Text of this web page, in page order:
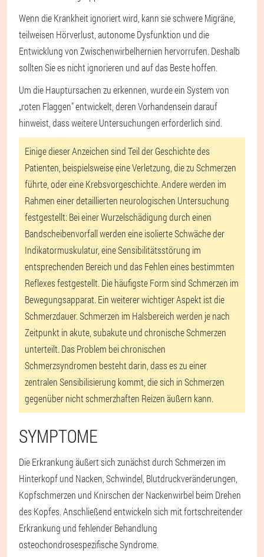
Wenn die Krankheit ignoriert wird, kann sie schwere Migräne,
teilweisen Hörverlust, autonome Dysfunktion und die
Entwicklung von Zwischenwirbelhernien hervorrufen. Deshalb
sollten Sie es nicht ignorieren und auf das Beste hoffen.
Um die Hauptursachen zu erkennen, wurde ein System von
„roten Flaggen" entwickelt, deren Vorhandensein darauf
hinweist, dass weitere Untersuchungen erforderlich sind.
Einige dieser Anzeichen sind Teil der Geschichte des
Patienten, beispielsweise eine Verletzung, die zu Schmerzen
führte, oder eine Krebsvorgeschichte. Andere werden im
Rahmen einer detaillierten neurologischen Untersuchung
festgestellt: Bei einer Wurzelschädigung durch einen
Bandscheibenvorfall werden eine isolierte Schwäche der
Indikatormuskulatur, eine Sensibilitätsstörung im
entsprechenden Bereich und das Fehlen eines bestimmten
Reflexes festgestellt. Die häufigste Form sind Schmerzen im
Bewegungsapparat. Ein weiterer wichtiger Aspekt ist die
Schmerzdauer. Schmerzen im Halsbereich werden je nach
Zeitpunkt in akute, subakute und chronische Schmerzen
unterteilt. Das Problem bei chronischen
Schmerzsyndromen besteht darin, dass es zu einer
zentralen Sensibilisierung kommt, die sich in Schmerzen
gegenüber nicht schmerzhaften Reizen äußern kann.
SYMPTOME
Die Erkrankung äußert sich zunächst durch Schmerzen im
Hinterkopf und Nacken, Schwindel, Blutdruckveränderungen,
Kopfschmerzen und Knirschen der Nackenwirbel beim Drehen
des Kopfes. Anschließend entwickeln sich mit fortschreitender
Erkrankung und fehlender Behandlung
osteochondrosespezifische Syndrome.